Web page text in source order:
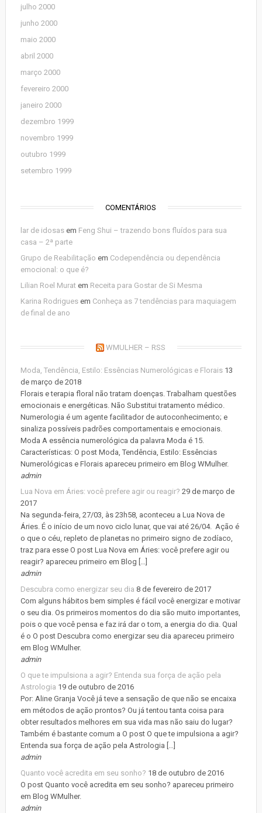
julho 2000
junho 2000
maio 2000
abril 2000
março 2000
fevereiro 2000
janeiro 2000
dezembro 1999
novembro 1999
outubro 1999
setembro 1999
COMENTÁRIOS
lar de idosasem Feng Shui – trazendo bons fluídos para sua
casa – 2ª parte
Grupo de Reabilitação em Codependência ou dependência
emocional: o que é?
Lilian Roel Murat em Receita para Gostar de Si Mesma
Karina Rodriguesem Conheça as 7 tendências para maquiagem
de final de ano
WMULHER – RSS
Moda, Tendência, Estilo: Essências Numerológicas e Florais 13
de março de 2018
Florais e terapia floral não tratam doenças. Trabalham questões
emocionais e energéticas. Não Substitui tratamento médico.
Numerologia é um agente facilitador de autoconhecimento; e
sinaliza possíveis padrões comportamentais e emocionais.
Moda A essência numerológica da palavra Moda é 15.
Características: O post Moda, Tendência, Estilo: Essências
Numerológicas e Florais apareceu primeiro em Blog WMulher.
admin
Lua Nova em Áries: você prefere agir ou reagir? 29 de março de
2017
Na segunda-feira, 27/03, às 23h58, aconteceu a Lua Nova de
Áries. É o início de um novo ciclo lunar, que vai até 26/04. Ação é
o que o céu, repleto de planetas no primeiro signo de zodíaco,
traz para esse O post Lua Nova em Áries: você prefere agir ou
reagir? apareceu primeiro em Blog […]
admin
Descubra como energizar seu dia 8 de fevereiro de 2017
Com alguns hábitos bem simples é fácil você energizar e motivar
o seu dia. Os primeiros momentos do dia são muito importantes,
pois o que você pensa e faz irá dar o tom, a energia do dia. Qual
é o O post Descubra como energizar seu dia apareceu primeiro
em Blog WMulher.
admin
O que te impulsiona a agir? Entenda sua força de ação pela
Astrologia 19 de outubro de 2016
Por: Aline Granja Você já teve a sensação de que não se encaixa
em métodos de ação prontos? Ou já tentou tanta coisa para
obter resultados melhores em sua vida mas não saiu do lugar?
Também é bastante comum a O post O que te impulsiona a agir?
Entenda sua força de ação pela Astrologia […]
admin
Quanto você acredita em seu sonho? 18 de outubro de 2016
O post Quanto você acredita em seu sonho? apareceu primeiro
em Blog WMulher.
admin